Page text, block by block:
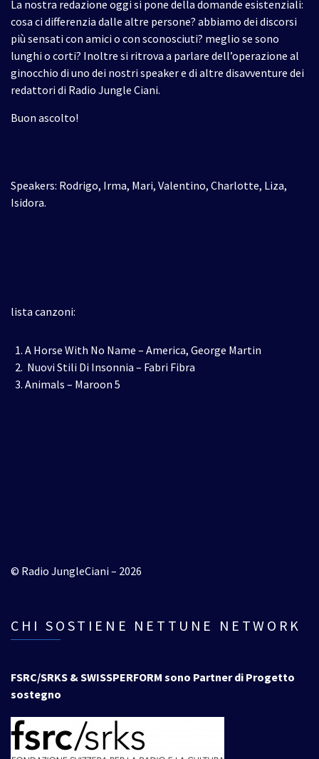
La nostra redazione oggi si pone della domande esistenziali:
cosa ci differenzia dalle altre persone? abbiamo dei discorsi
più sensati con amici o con sconosciuti? meglio se sono
lunghi o corti? Inoltre si ritrova a parlare dell’operazione al
ginocchio di uno dei nostri speaker e di altre disavventure dei
redattori di Radio Jungle Ciani.
Buon ascolto!
Speakers: Rodrigo, Irma, Mari, Valentino, Charlotte, Liza,
Isidora.
lista canzoni:
A Horse With No Name – America, George Martin
Nuovi Stili Di Insonnia – Fabri Fibra
Animals – Maroon 5
© Radio JungleCiani – 2026
CHI SOSTIENE NETTUNE NETWORK
FSRC/SRKS & SWISSPERFORM sono Partner di Progetto
sostegno